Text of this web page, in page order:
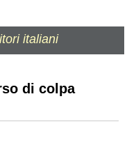
italiani
di colpa